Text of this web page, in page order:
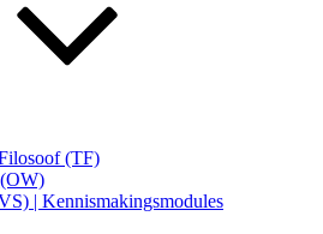
(TF)
| Kennismakingsmodules